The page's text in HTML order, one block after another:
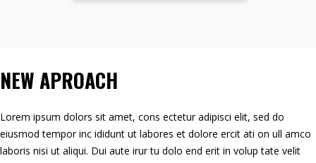
NEW APROACH
Lorem ipsum dolors sit amet, cons ectetur adipisci elit, sed do
eiusmod tempor inc ididunt ut labores et dolore ercit ati on ull amco
laboris nisi ut aliqui. Dui aute irur tu dolo end erit in volup tate velit